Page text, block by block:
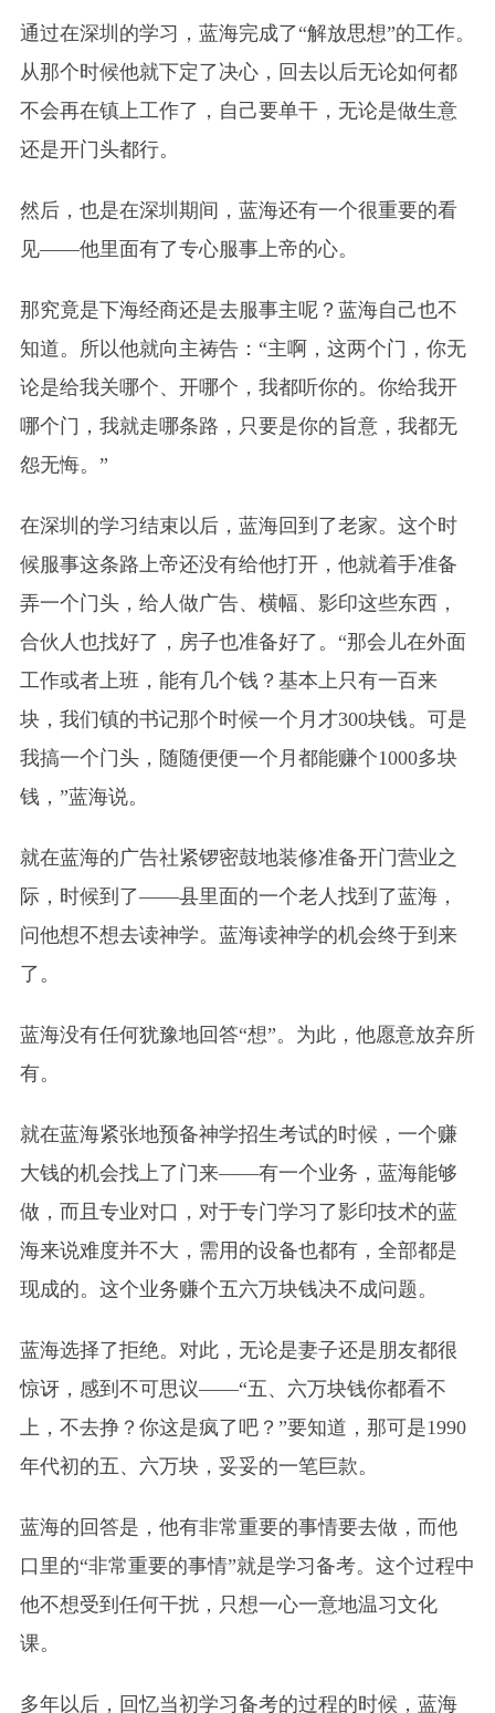
通过在深圳的学习，蓝海完成了“解放思想”的工作。
从那个时候他就下定了决心，回去以后无论如何都
不会再在镇上工作了，自己要单干，无论是做生意
还是开门头都行。
然后，也是在深圳期间，蓝海还有一个很重要的看
见——他里面有了专心服事上帝的心。
那究竟是下海经商还是去服事主呢？蓝海自己也不
知道。所以他就向主祷告：“主啊，这两个门，你无
论是给我关哪个、开哪个，我都听你的。你给我开
哪个门，我就走哪条路，只要是你的旨意，我都无
怨无悔。”
在深圳的学习结束以后，蓝海回到了老家。这个时
候服事这条路上帝还没有给他打开，他就着手准备
弄一个门头，给人做广告、横幅、影印这些东西，
合伙人也找好了，房子也准备好了。“那会儿在外面
工作或者上班，能有几个钱？基本上只有一百来
块，我们镇的书记那个时候一个月才300块钱。可是
我搞一个门头，随随便便一个月都能赚个1000多块
钱，”蓝海说。
就在蓝海的广告社紧锣密鼓地装修准备开门营业之
际，时候到了——县里面的一个老人找到了蓝海，
问他想不想去读神学。蓝海读神学的机会终于到来
了。
蓝海没有任何犹豫地回答“想”。为此，他愿意放弃所
有。
就在蓝海紧张地预备神学招生考试的时候，一个赚
大钱的机会找上了门来——有一个业务，蓝海能够
做，而且专业对口，对于专门学习了影印技术的蓝
海来说难度并不大，需用的设备也都有，全部都是
现成的。这个业务赚个五六万块钱决不成问题。
蓝海选择了拒绝。对此，无论是妻子还是朋友都很
惊讶，感到不可思议——“五、六万块钱你都看不
上，不去挣？你这是疯了吧？”要知道，那可是1990
年代初的五、六万块，妥妥的一笔巨款。
蓝海的回答是，他有非常重要的事情要去做，而他
口里的“非常重要的事情”就是学习备考。这个过程中
他不想受到任何干扰，只想一心一意地温习文化
课。
多年以后，回忆当初学习备考的过程的时候，蓝海